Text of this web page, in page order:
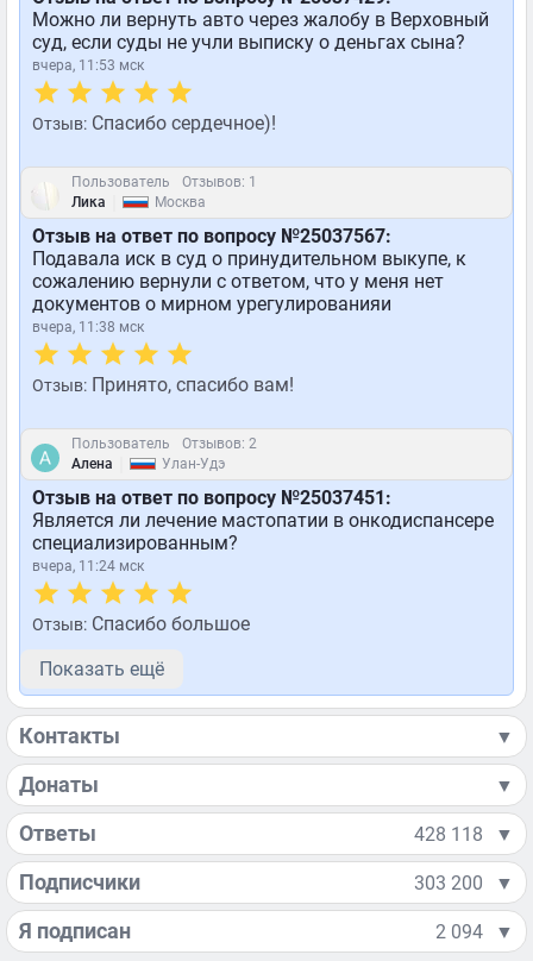
Можно ли вернуть авто через жалобу в Верховный
суд, если суды не учли выписку о деньгах сына?
вчера, 11:53 мск
Отзыв: Спасибо сердечное)!
Пользователь
Отзывов: 1
Лика
Москва
Отзыв на ответ по вопросу №25037567:
Подавала иск в суд о принудительном выкупе, к
сожалению вернули с ответом, что у меня нет
документов о мирном урегулированияи
вчера, 11:38 мск
Отзыв: Принято, спасибо вам!
Пользователь
Отзывов: 2
Алена
Улан-Удэ
Отзыв на ответ по вопросу №25037451:
Является ли лечение мастопатии в онкодиспансере
специализированным?
вчера, 11:24 мск
Отзыв: Спасибо большое
Показать ещё
Контакты ▼
Донаты ▼
Ответы 428 118 ▼
Подписчики 303 200 ▼
Я подписан 2 094 ▼